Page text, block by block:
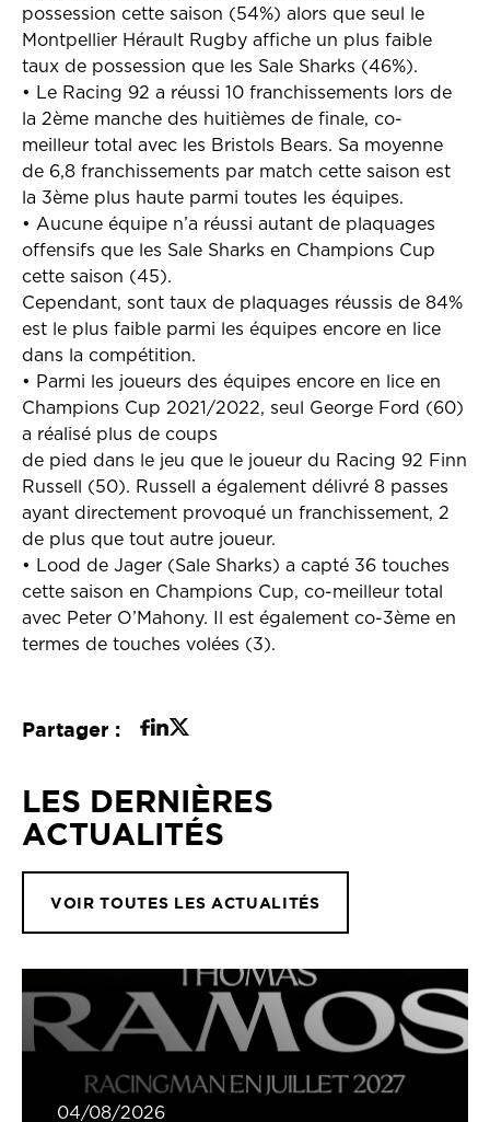
possession cette saison (54%) alors que seul le
Montpellier Hérault Rugby affiche un plus faible
taux de possession que les Sale Sharks (46%).
•
Le Racing 92 a réussi 10 franchissements lors de
la 2ème manche des huitièmes de finale, co-
meilleur total avec les Bristols Bears. Sa moyenne
de 6,8 franchissements par match cette saison est
la 3ème plus haute parmi toutes les équipes.
• Aucune équipe n’a réussi autant de plaquages
offensifs que les Sale Sharks en Champions Cup
cette saison (45).
Cependant, sont taux de plaquages réussis de 84%
est le plus faible parmi les équipes encore en lice
dans la compétition.
• Parmi les joueurs des équipes encore en lice en
Champions Cup 2021/2022, seul George Ford (60)
a réalisé plus de coups
de pied dans le jeu que le joueur du Racing 92 Finn
Russell (50). Russell a également délivré 8 passes
ayant directement provoqué un franchissement, 2
de plus que tout autre joueur.
•
Lood de Jager (Sale Sharks) a capté 36 touches
cette saison en Champions Cup, co-meilleur total
avec Peter O’Mahony. Il est également co-3ème en
termes de touches volées (3).
Partager :
LES DERNIÈRES
ACTUALITÉS
VOIR TOUTES LES ACTUALITÉS
04/08/2026